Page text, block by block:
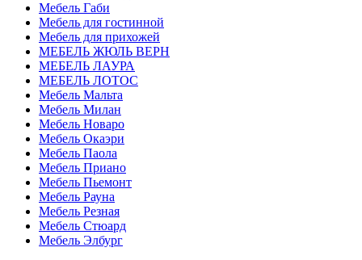
Мебель Габи
Мебель для гостинной
Мебель для прихожей
МЕБЕЛЬ ЖЮЛЬ ВЕРН
МЕБЕЛЬ ЛАУРА
МЕБЕЛЬ ЛОТОС
Мебель Мальта
Мебель Милан
Мебель Новаро
Мебель Окаэри
Мебель Паола
Мебель Приано
Мебель Пьемонт
Мебель Рауна
Мебель Резная
Мебель Стюард
Мебель Элбург